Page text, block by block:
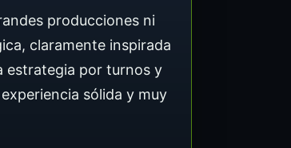
producciones ni
claramente inspirada
estrategia por turnos y
sólida y muy